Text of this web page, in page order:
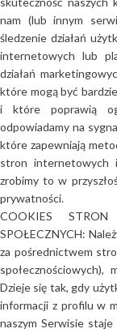
nam (lub innym
śledzenie działań
internetowych lub
działań
które mogą być
i które poprawią
odpowiadamy na
które zapewniają
stron internetowych
zrobimy to w
prywatności.
COOKIES
SPOŁECZNYCH:
za pośrednictwem
Dzieje się tak, gdy
informacji z profilu w
naszym Serwisie